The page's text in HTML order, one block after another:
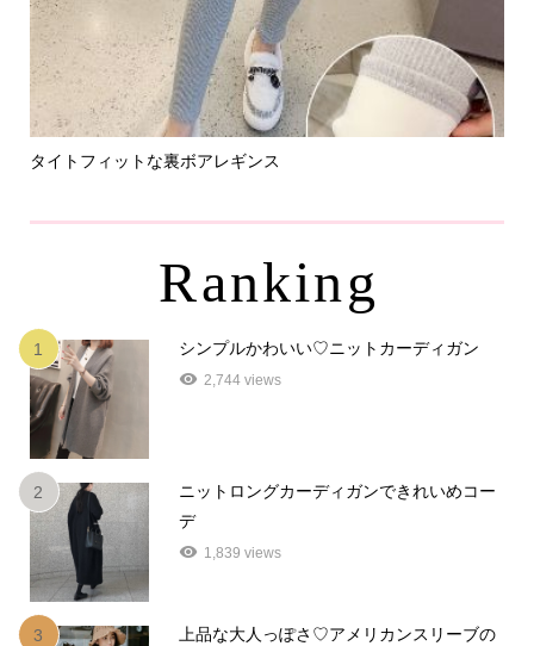
タイトフィットな裏ボアレギンス
Ranking
1 シンプルかわいい♡ニットカーディガン
2,744 views
2
ニットロングカーディガンできれいめコー
デ
1,839 views
3
上品な大人っぽさ♡アメリカンスリーブの